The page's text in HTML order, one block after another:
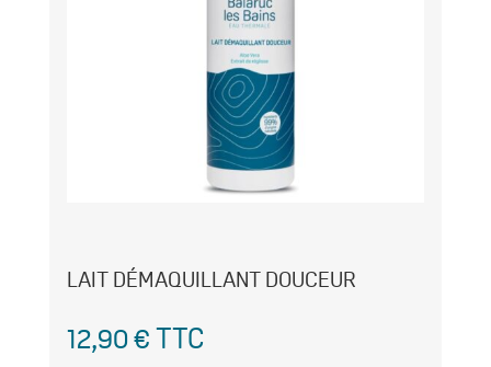
LAIT DÉMAQUILLANT DOUCEUR
12,90€TTC